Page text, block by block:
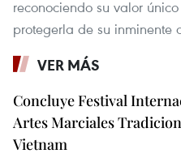
reconociendo su valor
protegerla de su inminente
VER MÁS
Concluye Festival
Artes Marciales
Vietnam